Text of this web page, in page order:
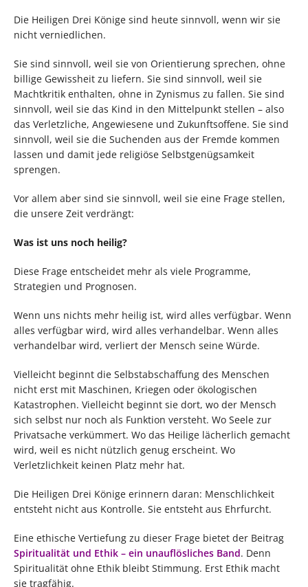
Die Heiligen Drei Könige sind heute sinnvoll, wenn wir sie
nicht verniedlichen.
Sie sind sinnvoll, weil sie von Orientierung sprechen, ohne
billige Gewissheit zu liefern. Sie sind sinnvoll, weil sie
Machtkritik enthalten, ohne in Zynismus zu fallen. Sie sind
sinnvoll, weil sie das Kind in den Mittelpunkt stellen – also
das Verletzliche, Angewiesene und Zukunftsoffene. Sie sind
sinnvoll, weil sie die Suchenden aus der Fremde kommen
lassen und damit jede religiöse Selbstgenügsamkeit
sprengen.
Vor allem aber sind sie sinnvoll, weil sie eine Frage stellen,
die unsere Zeit verdrängt:
Was ist uns noch heilig?
Diese Frage entscheidet mehr als viele Programme,
Strategien und Prognosen.
Wenn uns nichts mehr heilig ist, wird alles verfügbar. Wenn
alles verfügbar wird, wird alles verhandelbar. Wenn alles
verhandelbar wird, verliert der Mensch seine Würde.
Vielleicht beginnt die Selbstabschaffung des Menschen
nicht erst mit Maschinen, Kriegen oder ökologischen
Katastrophen. Vielleicht beginnt sie dort, wo der Mensch
sich selbst nur noch als Funktion versteht. Wo Seele zur
Privatsache verkümmert. Wo das Heilige lächerlich gemacht
wird, weil es nicht nützlich genug erscheint. Wo
Verletzlichkeit keinen Platz mehr hat.
Die Heiligen Drei Könige erinnern daran: Menschlichkeit
entsteht nicht aus Kontrolle. Sie entsteht aus Ehrfurcht.
Eine ethische Vertiefung zu dieser Frage bietet der Beitrag
Spiritualität und Ethik – ein unauflösliches Band. Denn
Spiritualität ohne Ethik bleibt Stimmung. Erst Ethik macht
sie tragfähig.